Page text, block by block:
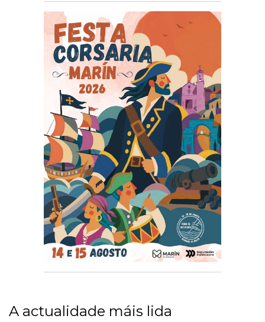
A actualidade máis lida